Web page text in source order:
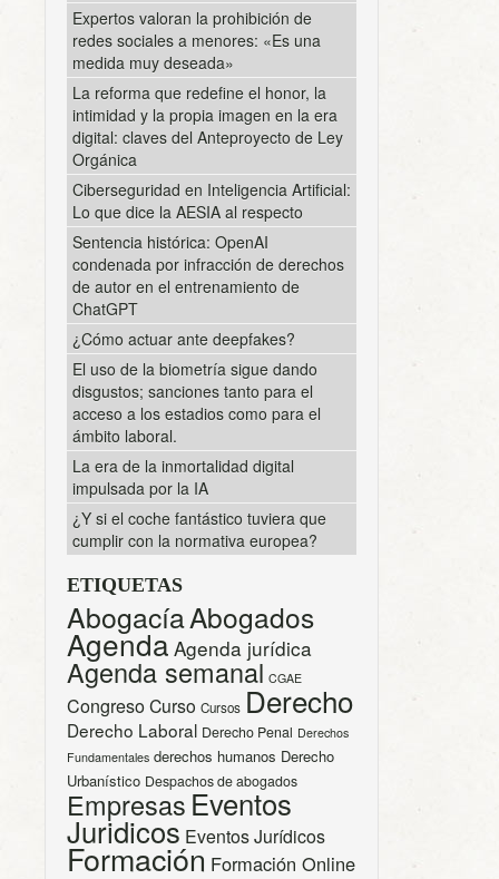
Expertos valoran la prohibición de
redes sociales a menores: «Es una
medida muy deseada»
La reforma que redefine el honor, la
intimidad y la propia imagen en la era
digital: claves del Anteproyecto de Ley
Orgánica
Ciberseguridad en Inteligencia Artificial:
Lo que dice la AESIA al respecto
Sentencia histórica: OpenAI
condenada por infracción de derechos
de autor en el entrenamiento de
ChatGPT
¿Cómo actuar ante deepfakes?
El uso de la biometría sigue dando
disgustos; sanciones tanto para el
acceso a los estadios como para el
ámbito laboral.
La era de la inmortalidad digital
impulsada por la IA
¿Y si el coche fantástico tuviera que
cumplir con la normativa europea?
ETIQUETAS
AbogacíaAbogados
Agenda Agenda jurídica
Agenda semanal CGAE
CongresoCurso Cursos Derecho
Derecho Laboral Derecho Penal Derechos
Fundamentales derechos humanos Derecho
Urbanístico Despachos de abogados
Empresas Eventos
Juridicos Eventos Jurídicos
Formación Formación Online